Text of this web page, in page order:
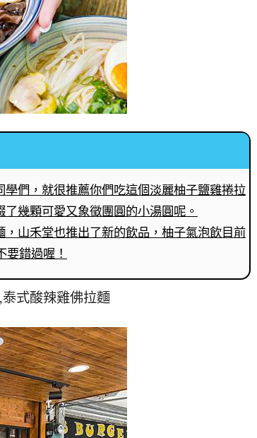
們，就很推薦你們吃這個淡麗柚子鹽雞捲拉
幾顆可愛又象徵團圓的小湯圓呢。
山禾堂也推出了新的飲品，柚子氣泡飲目前
錯過喔！
式酸辣雞佛拉麵